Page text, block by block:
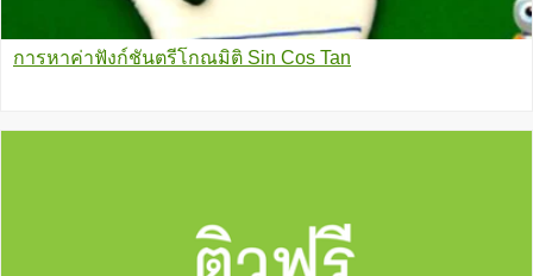
การหาค่าฟังก์ชันตรีโกณมิติ Sin Cos Tan